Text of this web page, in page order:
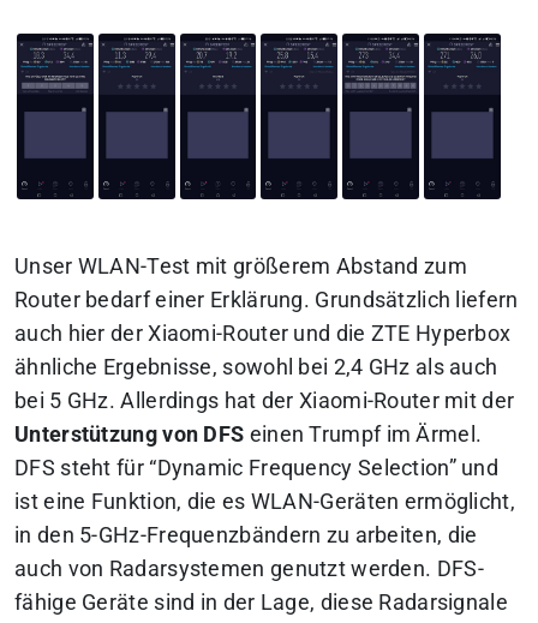
Unser WLAN-Test mit größerem Abstand zum
Router bedarf einer Erklärung. Grundsätzlich liefern
auch hier der Xiaomi-Router und die ZTE Hyperbox
ähnliche Ergebnisse, sowohl bei 2,4 GHz als auch
bei 5 GHz. Allerdings hat der Xiaomi-Router mit der
Unterstützung von DFS einen Trumpf im Ärmel.
DFS steht für “Dynamic Frequency Selection” und
ist eine Funktion, die es WLAN-Geräten ermöglicht,
in den 5-GHz-Frequenzbändern zu arbeiten, die
auch von Radarsystemen genutzt werden. DFS-
fähige Geräte sind in der Lage, diese Radarsignale